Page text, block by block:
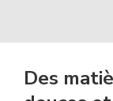
Des